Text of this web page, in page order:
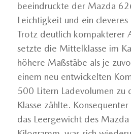
beeindruckte der Mazda
Leichtigkeit und ein
Trotz deutlich kompakterer
setzte die Mittelklasse im
höhere Maßstäbe als je
einem neu entwickelten
500 Litern Ladevolumen zu
Klasse zählte.
das Leergewicht des